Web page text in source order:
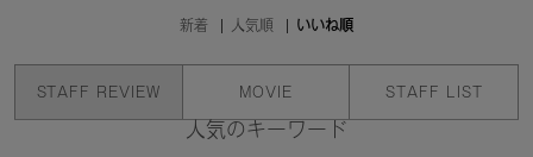
新着 人気順 いいね順
STAFF REVIEW MOVIE STAFF LIST
人気のキーワード